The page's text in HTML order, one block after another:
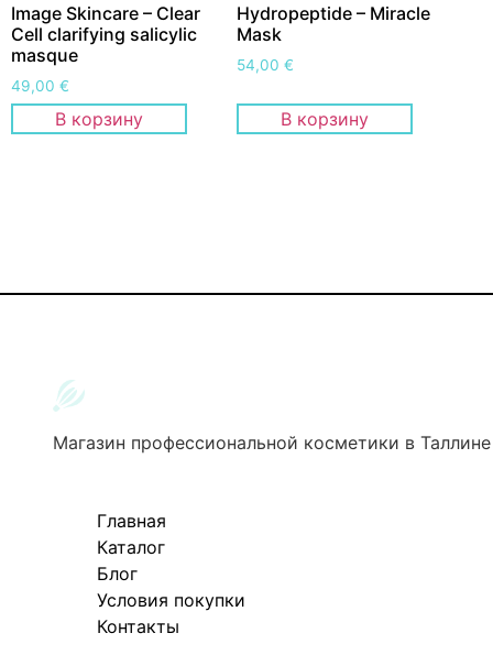
Image Skincare – Clear
Cell clarifying salicylic
masque
49,00 €
В корзину
Hydropeptide – Miracle
Mask
54,00€
В корзину
Магазин профессиональной косметики в Таллине
Главная
Каталог
Блог
Условия покупки
Контакты